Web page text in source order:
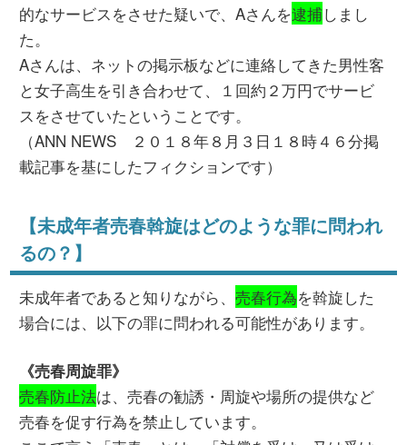
的なサービスをさせた疑いで、Aさんを逮捕しまし
た。
Aさんは、ネットの掲示板などに連絡してきた男性客
と女子高生を引き合わせて、１回約２万円でサービ
スをさせていたということです。
（ANN NEWS ２０１８年８月３日１８時４６分掲
載記事を基にしたフィクションです）
【未成年者売春斡旋はどのような罪に問われ
るの？】
未成年者であると知りながら、売春行為を斡旋した
場合には、以下の罪に問われる可能性があります。
《売春周旋罪》
売春防止法は、売春の勧誘・周旋や場所の提供など
売春を促す行為を禁止しています。